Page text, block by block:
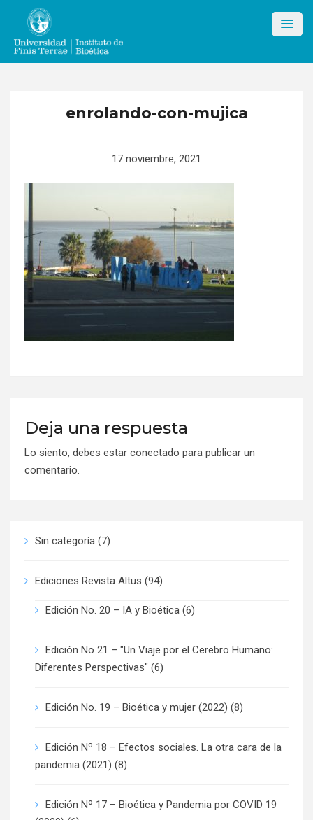
content
enrolando-con-mujica
17 noviembre, 2021
Deja una respuesta
Lo siento, debes estar conectado para publicar un
comentario.
Sin categoría (7)
Ediciones Revista Altus (94)
Edición No. 20 – IA y Bioética (6)
Edición No 21 – "Un Viaje por el Cerebro Humano:
Diferentes Perspectivas" (6)
Edición No. 19 – Bioética y mujer (2022) (8)
Edición Nº 18 – Efectos sociales. La otra cara de la
pandemia (2021) (8)
Edición Nº 17 – Bioética y Pandemia por COVID 19